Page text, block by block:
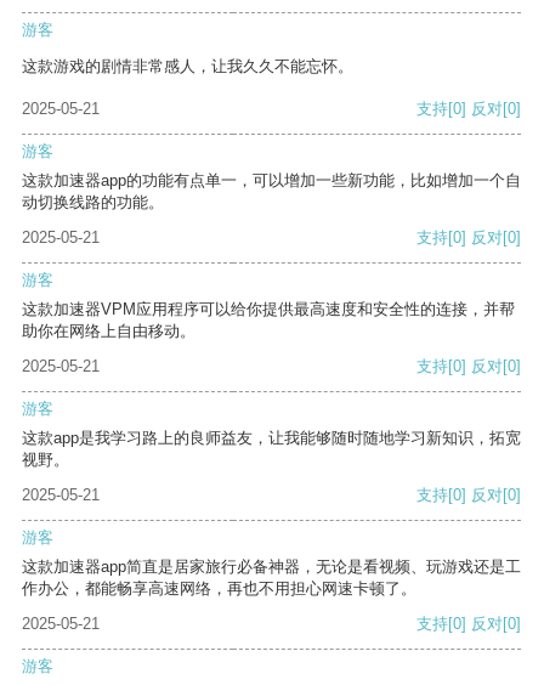
游客
这款游戏的剧情非常感人，让我久久不能忘怀。
2025-05-21 支持[0] 反对[0]
游客
这款加速器app的功能有点单一，可以增加一些新功能，比如增加一个自
动切换线路的功能。
2025-05-21
支持[0] 反对[0]
游客
这款加速器VPM应用程序可以给你提供最高速度和安全性的连接，并帮
助你在网络上自由移动。
2025-05-21
支持[0] 反对[0]
游客
这款app是我学习路上的良师益友，让我能够随时随地学习新知识，拓宽
视野。
2025-05-21
支持[0] 反对[0]
游客
这款加速器app简直是居家旅行必备神器，无论是看视频、玩游戏还是工
作办公，都能畅享高速网络，再也不用担心网速卡顿了。
2025-05-21
支持[0] 反对[0]
游客